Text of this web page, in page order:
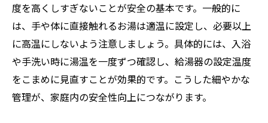
度を高くしすぎないことが安全の基本です。一般的に
は、手や体に直接触れるお湯は適温に設定し、必要以上
に高温にしないよう注意しましょう。具体的には、入浴
や手洗い時に湯温を一度ずつ確認し、給湯器の設定温度
をこまめに見直すことが効果的です。こうした細やかな
管理が、家庭内の安全性向上につながります。